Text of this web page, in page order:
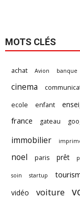
MOTS CLÉS
achat Avion banque
cinema
ecole enfant
france
gateau
immobilier
noel paris prêt
soin startup
vidéo
voiture